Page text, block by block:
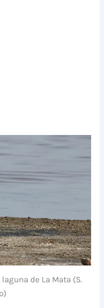
de La Mata (S.